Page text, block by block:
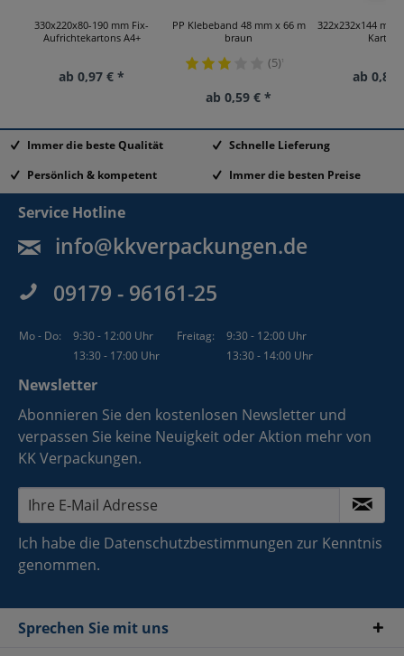
330x220x80-190 mm Fix-
Aufrichtekartons A4+
ab 0,97 € *
PP Klebeband 48 mm x 66 m
braun
(5)¹
ab 0,59 € *
322x232x144 mm
Kartons
ab 0,81
Immer die beste Qualität
Schnelle Lieferung
Persönlich & kompetent
Immer die besten Preise
Service Hotline
info@kkverpackungen.de
09179 - 96161-25
Mo - Do: 9:30 - 12:00 Uhr Freitag:
9:30 - 12:00 Uhr
13:30 - 17:00 Uhr
13:30 - 14:00 Uhr
Newsletter
Abonnieren Sie den kostenlosen Newsletter und
verpassen Sie keine Neuigkeit oder Aktion mehr von
KK Verpackungen.
Ich habe die Datenschutzbestimmungen zur Kenntnis
genommen.
Sprechen Sie mit uns